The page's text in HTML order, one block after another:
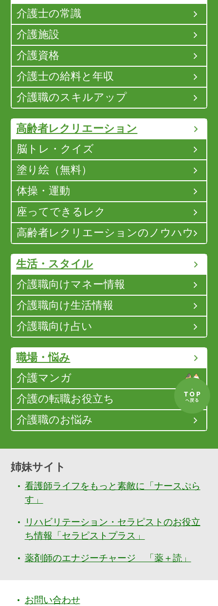
介護士の常識
介護施設
介護資格
介護士の給料と年収
介護職のスキルアップ
高齢者レクリエーション
脳トレ・クイズ
塗り絵（無料）
体操・運動
座ってできるレク
高齢者レクリエーションのノウハウ
生活・スタイル
介護職向けマネー情報
介護職向け生活情報
介護職向け占い
職場・悩み
介護マンガ
介護の転職お役立ち
介護職のお悩み
姉妹サイト
看護師ライフをもっと素敵に「ナースぷら
す」
リハビリテーション・セラピストのお役立
ち情報「セラピストプラス」
薬剤師のエナジーチャージ 「薬＋読」
お問い合わせ